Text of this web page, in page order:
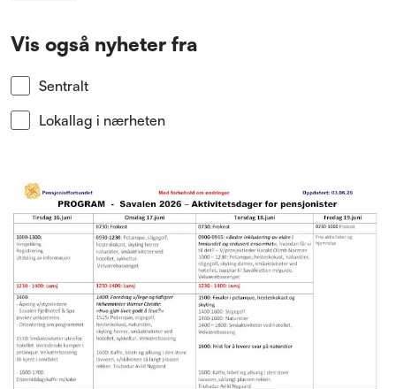
Vis også nyheter fra
Sentralt
Lokallag i nærheten